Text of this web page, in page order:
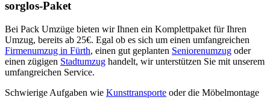
sorglos-Paket
Bei Pack Umzüge bieten wir Ihnen ein Komplettpaket für Ihren
Umzug, bereits ab 25€. Egal ob es sich um einen umfangreichen
Firmenumzug in Fürth, einen gut geplanten Seniorenumzug oder
einen zügigen Stadtumzug handelt, wir unterstützen Sie mit unserem
umfangreichen Service.
Schwierige Aufgaben wie Kunsttransporte oder die Möbelmontage